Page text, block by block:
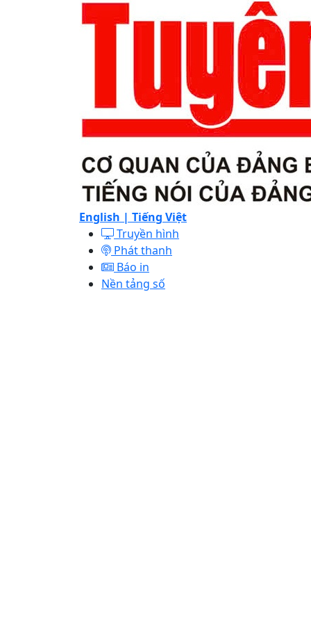
English | Tiếng Việt
Truyền hình
Phát thanh
Báo in
Nền tảng số